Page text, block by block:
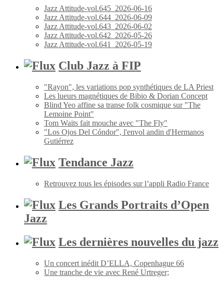
Jazz Attitude-vol.645_2026-06-16
Jazz Attitude-vol.644_2026-06-09
Jazz Attitude-vol.643_2026-06-02
Jazz Attitude-vol.642_2026-05-26
Jazz Attitude-vol.641_2026-05-19
Club Jazz à FIP
"Rayon", les variations pop synthétiques de LA Priest
Les lueurs magnétiques de Bibio & Dorian Concept
Blind Yeo affine sa transe folk cosmique sur "The
Lemoine Point"
Tom Waits fait mouche avec "The Fly"
"Los Ojos Del Cóndor", l'envol andin d'Hermanos
Gutiérrez
Tendance Jazz
Retrouvez tous les épisodes sur l’appli Radio France
Les Grands Portraits d’Open
Jazz
Les dernières nouvelles du jazz
Un concert inédit D’ELLA, Copenhague 66
Une tranche de vie avec René Urtreger;